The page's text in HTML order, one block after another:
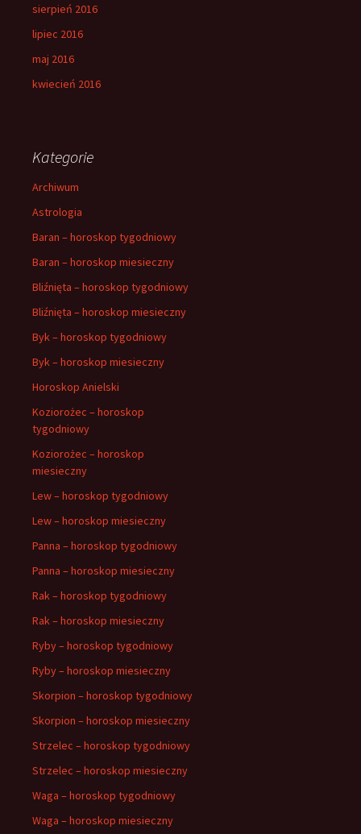
sierpień 2016
lipiec 2016
maj 2016
kwiecień 2016
Kategorie
Archiwum
Astrologia
Baran – horoskop tygodniowy
Baran – horoskop miesieczny
Bliźnięta – horoskop tygodniowy
Bliźnięta – horoskop miesieczny
Byk – horoskop tygodniowy
Byk – horoskop miesieczny
Horoskop Anielski
Koziorożec – horoskop
tygodniowy
Koziorożec – horoskop
miesieczny
Lew – horoskop tygodniowy
Lew – horoskop miesieczny
Panna – horoskop tygodniowy
Panna – horoskop miesieczny
Rak – horoskop tygodniowy
Rak – horoskop miesieczny
Ryby – horoskop tygodniowy
Ryby – horoskop miesieczny
Skorpion – horoskop tygodniowy
Skorpion – horoskop miesieczny
Strzelec – horoskop tygodniowy
Strzelec – horoskop miesieczny
Waga – horoskop tygodniowy
Waga – horoskop miesieczny